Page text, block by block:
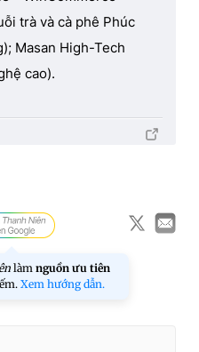
trà và cà phê Phúc
Masan High-Tech
cao).
làm nguồn ưu tiên
Xem hướng dẫn.